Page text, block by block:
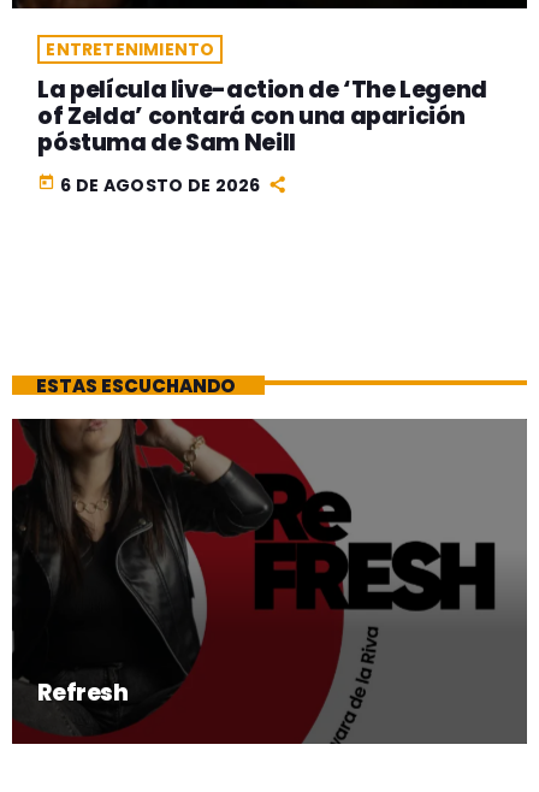
ENTRETENIMIENTO
La película live-action de ‘The Legend
of Zelda’ contará con una aparición
póstuma de Sam Neill
today 6 DE AGOSTO DE 2026
ESTAS ESCUCHANDO
Refresh